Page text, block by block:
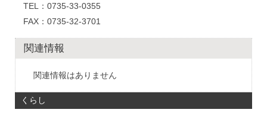
TEL：0735-33-0355
FAX：0735-32-3701
関連情報
関連情報はありません
くらし